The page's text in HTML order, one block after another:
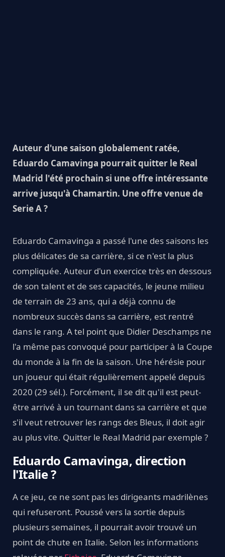
Auteur d'une saison globalement ratée,
Eduardo Camavinga pourrait quitter le Real
Madrid l'été prochain si une offre intéressante
arrive jusqu'à Chamartin. Une offre venue de
Serie A ?
Eduardo Camavinga a passé l'une des saisons les
plus délicates de sa carrière, si ce n'est la plus
compliquée. Auteur d'un exercice très en dessous
de son talent et de ses capacités, le jeune milieu
de terrain de 23 ans, qui a déjà connu de
nombreux succès dans sa carrière, est rentré
dans le rang. A tel point que Didier Deschamps ne
l'a même pas convoqué pour participer à la Coupe
du monde à la fin de la saison. Une hérésie pour
un joueur qui était régulièrement appelé depuis
2020 (29 sél.). Forcément, il se dit qu'il est peut-
être arrivé à un tournant dans sa carrière et que
s'il veut retrouver les rangs des Bleus, il doit agir
au plus vite. Quitter le Real Madrid par exemple ?
Eduardo Camavinga, direction
l'Italie ?
A ce jeu, ce ne sont pas les dirigeants madrilènes
qui refuseront. Poussé vers la sortie depuis
plusieurs semaines, il pourrait avoir trouvé un
point de chute en Italie. Selon les informations